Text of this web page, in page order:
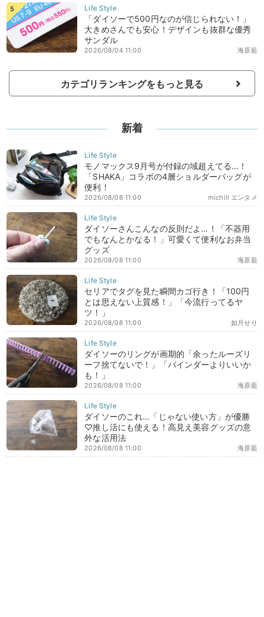
「ダイソーで500円なのが信じられない！」
大きめさんでも安心！デザインも抜群な優秀
サンダル
海原藍
2026/08/04 11:00
カテゴリランキングをもっと見る
新着
モノマックス9月号が付録の域超えてる…！
「SHAKA」コラボの4層ショルダーバッグが
便利！
michill エンタメ
2026/08/08 11:00
ダイソーさんこんなの反則だよ…！「不器用
でもなんとかなる！」可愛くて便利なお弁当
グッズ
海原藍
2026/08/08 11:00
セリアでタグを見た瞬間カゴ行き！「100円
とは思えない上質感！」「今流行ってるヤ
ツ！」
如月せり
2026/08/08 11:00
ダイソーのリングが画期的「余ったルーズリ
ーフ捨てないで！」「バインダーよりいいか
も！」
海原藍
2026/08/08 11:00
ダイソーのこれ…「じゃない使い方」が優勝
♡推し活にも使える！高見え美容グッズの意
外な活用法
海原藍
2026/08/08 11:00